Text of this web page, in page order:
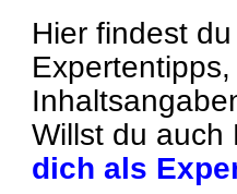
Hier findest
Willst du
dich als